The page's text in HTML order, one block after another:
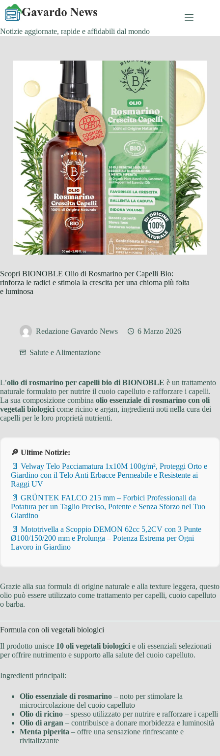
Salta
contenuto
Notizie aggiornate, rapide e affidabili dal mondo
Scopri BIONOBLE Olio di Rosmarino per Capelli Bio:
rinforza le radici e stimola la crescita per una chioma più folta
e luminosa
Redazione Gavardo News 6 Marzo 2026
Salute e Alimentazione
L’olio di rosmarino per capelli bio di BIONOBLE è un trattamento
naturale formulato per nutrire il cuoio capelluto e rafforzare i capelli.
La sua composizione combina olio essenziale di rosmarino con oli
vegetali biologici come ricino e argan, ingredienti noti nella cura dei
capelli per le loro proprietà nutrienti.
🔎 Ultime Notizie:
📄 Velway Telo Pacciamatura 1x10M 100g/m², Proteggi Orto e
Giardino con il Telo Anti Erbacce Permeabile e Resistente ai
Raggi UV
📄 GRÜNTEK FALCO 215 mm – Forbici Professionali da
Potatura per un Taglio Preciso, Potente e Senza Sforzo nel Tuo
Giardino
📄 Mototrivella a Scoppio DEMON 62cc 5,2CV con 3 Punte
Ø100/150/200 mm e Prolunga – Potenza Estrema per Ogni
Lavoro in Giardino
Grazie alla sua formula di origine naturale e alla texture leggera, questo
olio può essere utilizzato come trattamento per capelli, cuoio capelluto
o barba.
Formula con oli vegetali biologici
Il prodotto unisce 10 oli vegetali biologici e oli essenziali selezionati
per offrire nutrimento e supporto alla salute del cuoio capelluto.
Ingredienti principali:
Olio essenziale di rosmarino – noto per stimolare la
microcircolazione del cuoio capelluto
Olio di ricino – spesso utilizzato per nutrire e rafforzare i capelli
Olio di argan – contribuisce a donare morbidezza e luminosità
Menta piperita – offre una sensazione rinfrescante e
rivitalizzante